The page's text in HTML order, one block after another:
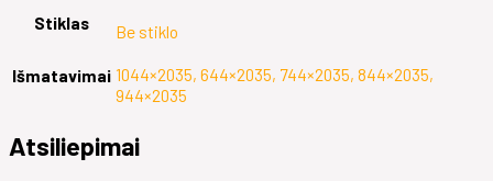
Stiklas
Be stiklo
Išmatavimai 1044×2035, 644×2035, 744×2035, 844×2035,
944×2035
Atsiliepimai